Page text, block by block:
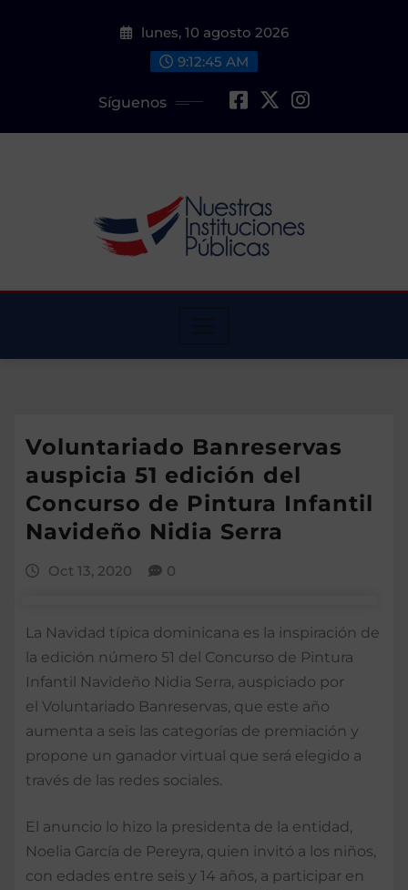
lunes, 10 agosto 2026
9:12:46 AM
Síguenos
Voluntariado Banreservas
auspicia 51 edición del
Concurso de Pintura Infantil
Navideño Nidia Serra
Oct 13, 2020 0
La Navidad típica dominicana es la inspiración de
la edición número 51 del Concurso de Pintura
Infantil Navideño Nidia Serra, auspiciado por
el Voluntariado Banreservas, que este año
aumenta a seis las categorías de premiación y
propone un ganador virtual que será elegido a
través de las redes sociales.
El anuncio lo hizo la presidenta de la entidad,
Noelia García de Pereyra, quien invitó a los niños,
con edades entre seis y 14 años, a participar en